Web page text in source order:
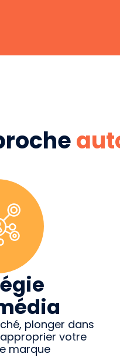
plonger dans
votre
marque